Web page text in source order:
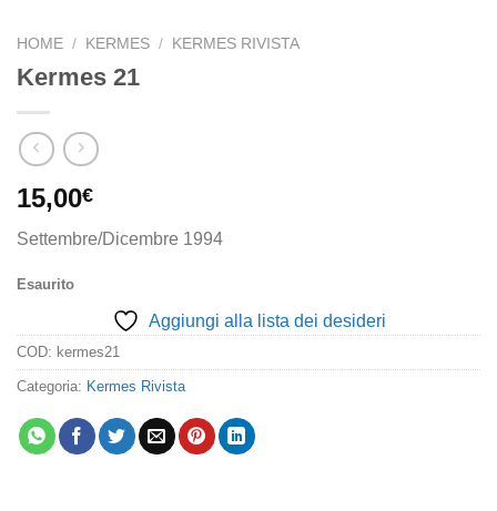
HOME / KERMES / KERMES RIVISTA
Kermes 21
15,00€
Settembre/Dicembre 1994
Esaurito
Aggiungi alla lista dei desideri
COD: kermes21
Categoria: Kermes Rivista